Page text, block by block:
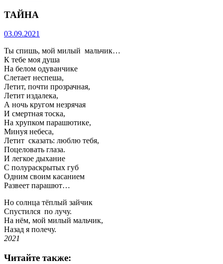
ТАЙНА
03.09.2021
Ты спишь, мой милый мальчик…
К тебе моя душа
На белом одуванчике
Слетает неспеша,
Летит, почти прозрачная,
Летит издалека,
А ночь кругом незрячая
И смертная тоска,
На хрупком парашютике,
Минуя небеса,
Летит сказать: люблю тебя,
Поцеловать глаза.
И легкое дыхание
С полураскрытых губ
Одним своим касанием
Развеет парашют…
Но солнца тёплый зайчик
Спустился по лучу.
На нём, мой милый мальчик,
Назад я полечу.
2021
Читайте также: